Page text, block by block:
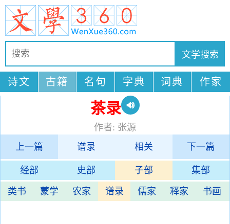
诗文 古籍 名句 字典 词典 作家
茶录
作者: 张源
上一篇
谱录 相关 下一篇
经部 史部 子部 集部
类书 蒙学 农家 谱录 儒家 释家 书画